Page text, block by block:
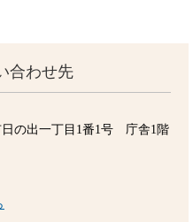
合わせ先
日の出一丁目1番1号 庁舎1階